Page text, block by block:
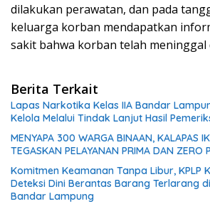
dilakukan perawatan, dan pada
keluarga korban mendapatkan
sakit bahwa korban telah meninggal
Berita Terkait
Lapas Narkotika Kelas IIA Bandar
Kelola Melalui Tindak Lanjut Hasil
MENYAPA 300 WARGA BINAAN, KALAPAS
TEGASKAN PELAYANAN PRIMA DAN ZERO
Komitmen Keamanan Tanpa Libur, KPLP
Deteksi Dini Berantas Barang Terlarang
Bandar Lampung